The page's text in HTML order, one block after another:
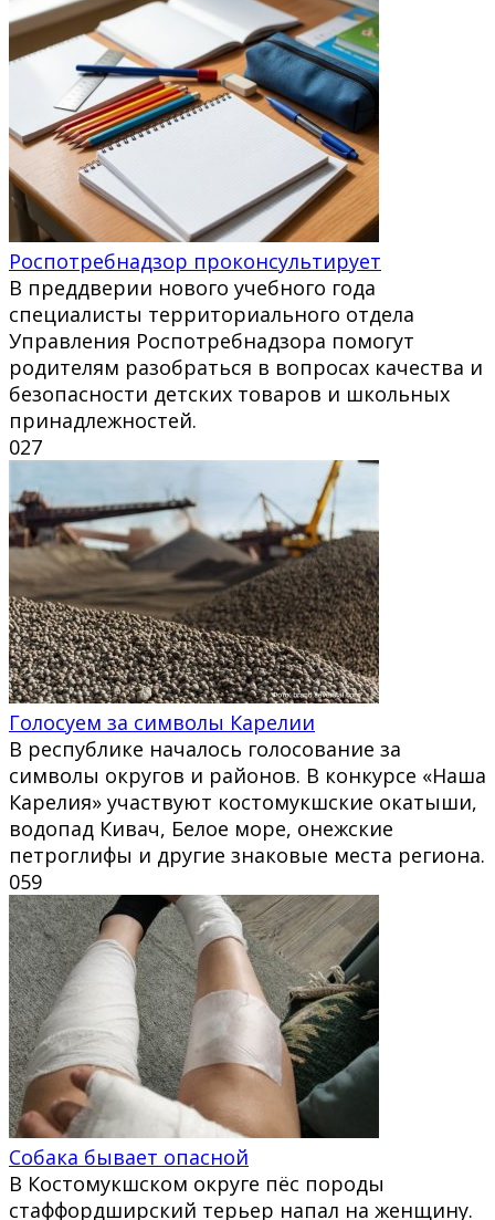
Роспотребнадзор проконсультирует
В преддверии нового учебного года
специалисты территориального отдела
Управления Роспотребнадзора помогут
родителям разобраться в вопросах качества и
безопасности детских товаров и школьных
принадлежностей.
027
Голосуем за символы Карелии
В республике началось голосование за
символы округов и районов. В конкурсе «Наша
Карелия» участвуют костомукшские окатыши,
водопад Кивач, Белое море, онежские
петроглифы и другие знаковые места региона.
059
Собака бывает опасной
В Костомукшском округе пёс породы
стаффордширский терьер напал на женщину.